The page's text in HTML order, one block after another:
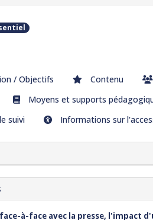
/ Objectifs Contenu
Moyens et supports
suivi
Informations sur
à-face avec la presse, l'impact